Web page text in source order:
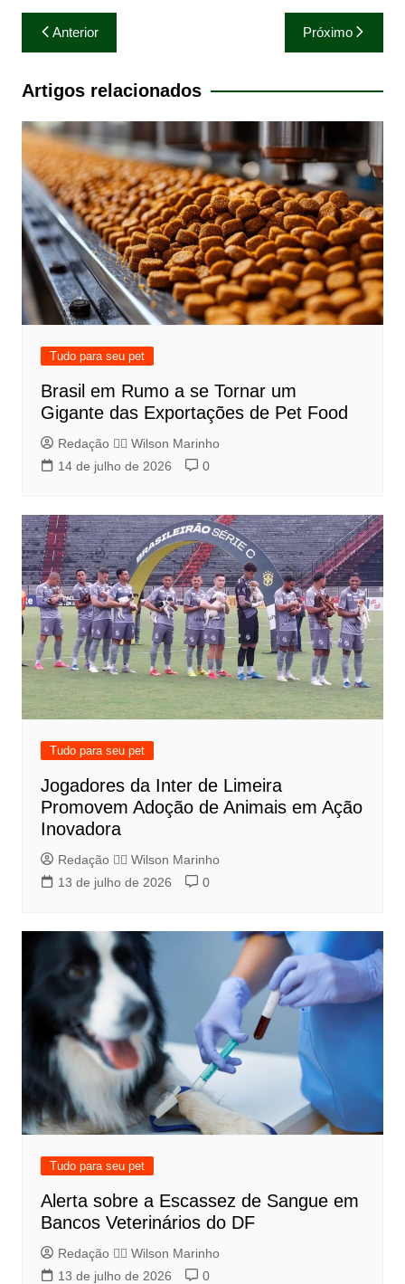
Navegação
de
Post
Anterior Próximo
Artigos relacionados
Tudo para seu pet
Brasil em Rumo a se Tornar um
Gigante das Exportações de Pet Food
Redação 👨‍⚖️​ Wilson Marinho
14 de julho de 2026
0
Tudo para seu pet
Jogadores da Inter de Limeira
Promovem Adoção de Animais em Ação
Inovadora
Redação 👨‍⚖️​ Wilson Marinho
13 de julho de 2026
0
Tudo para seu pet
Alerta sobre a Escassez de Sangue em
Bancos Veterinários do DF
Redação 👨‍⚖️​ Wilson Marinho
13 de julho de 2026
0